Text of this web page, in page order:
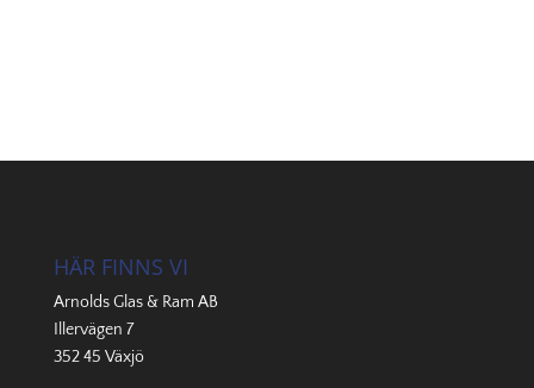
HÄR FINNS VI
Arnolds Glas & Ram AB
Illervägen 7
352 45 Växjö